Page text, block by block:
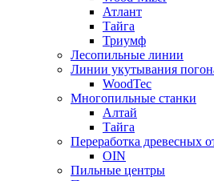
Атлант
Тайга
Триумф
Лесопильные линии
Линии укутывания
WoodTec
Многопильные станки
Алтай
Тайга
Переработка древесных
OIN
Пильные центры